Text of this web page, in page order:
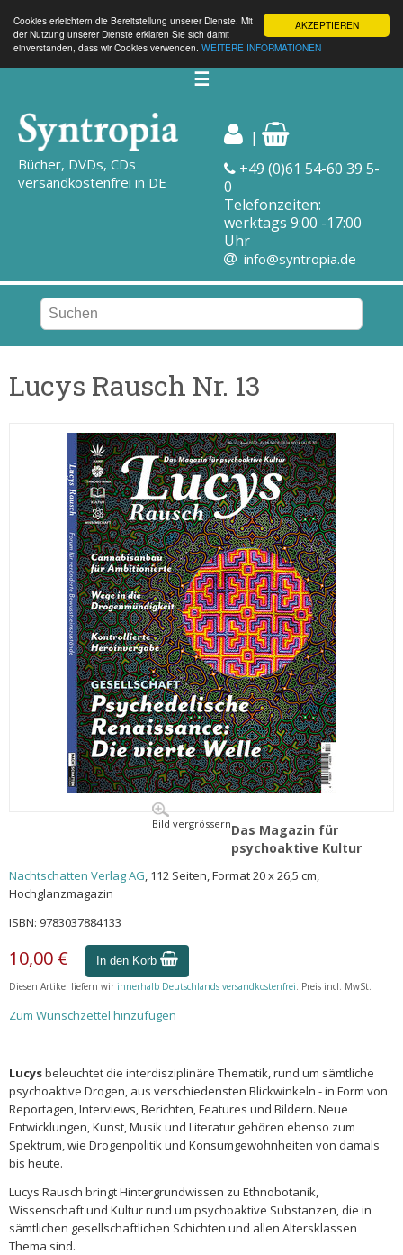
AKZEPTIEREN
Cookies erleichtern die Bereitstellung unserer Dienste. Mit
der Nutzung unserer Dienste erklären Sie sich damit
einverstanden, dass wir Cookies verwenden. WEITERE INFORMATIONEN
☰
Bücher, DVDs, CDs
versandkostenfrei in DE
|
+49 (0)61 54-60 39 5-
0
Telefonzeiten:
werktags 9:00 -17:00
Uhr
info@syntropia.de
Lucys Rausch Nr. 13
Bild vergrössernDas Magazin für
psychoaktive Kultur
Nachtschatten Verlag AG, 112 Seiten, Format 20 x 26,5 cm,
Hochglanzmagazin
ISBN: 9783037884133
10,00 € In den Korb
Diesen Artikel liefern wir innerhalb Deutschlands versandkostenfrei. Preis incl. MwSt.
Zum Wunschzettel hinzufügen
Lucysbeleuchtet die interdisziplinäre Thematik, rund um sämtliche
psychoaktive Drogen, aus verschiedensten Blickwinkeln - in Form von
Reportagen, Interviews, Berichten, Features und Bildern. Neue
Entwicklungen, Kunst, Musik und Literatur gehören ebenso zum
Spektrum, wie Drogenpolitik und Konsumgewohnheiten von damals
bis heute.
Lucys Rausch bringt Hintergrundwissen zu Ethnobotanik,
Wissenschaft und Kultur rund um psychoaktive Substanzen, die in
sämtlichen gesellschaftlichen Schichten und allen Altersklassen
Thema sind.